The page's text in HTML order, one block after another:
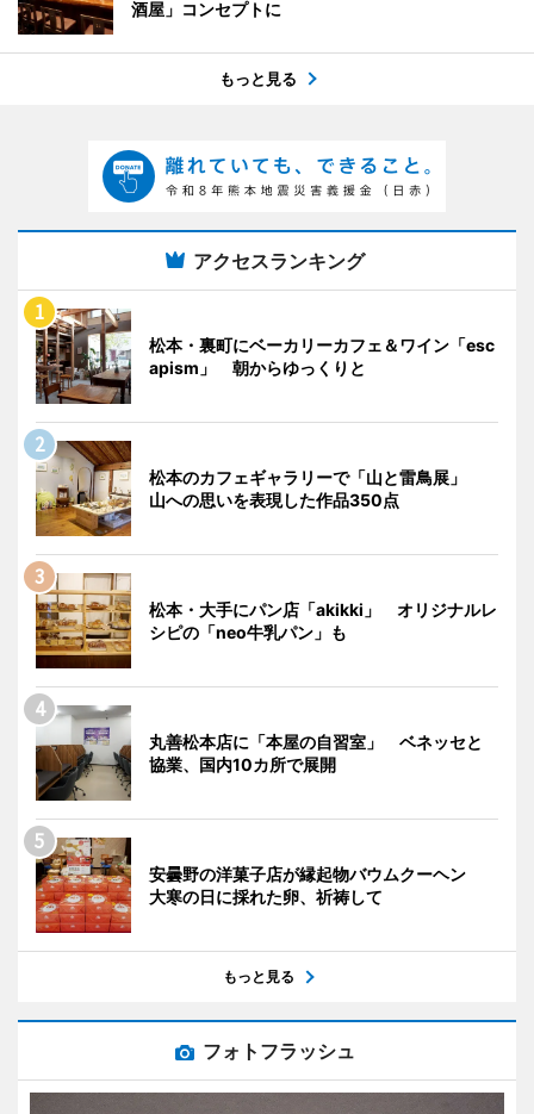
酒屋」コンセプトに
もっと見る
アクセスランキング
松本・裏町にベーカリーカフェ＆ワイン「esc
apism」 朝からゆっくりと
松本のカフェギャラリーで「山と雷鳥展」
山への思いを表現した作品350点
松本・大手にパン店「akikki」 オリジナルレ
シピの「neo牛乳パン」も
丸善松本店に「本屋の自習室」 ベネッセと
協業、国内10カ所で展開
安曇野の洋菓子店が縁起物バウムクーヘン
大寒の日に採れた卵、祈祷して
もっと見る
フォトフラッシュ